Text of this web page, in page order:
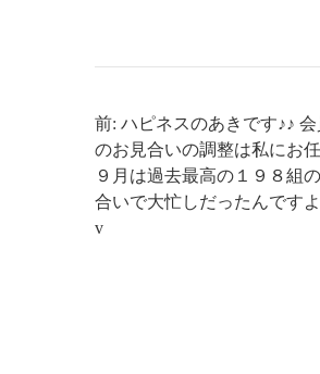
前: ハピネスのあきです♪♪ 会
のお見合いの調整は私にお任
９月は過去最高の１９８組
合いで大忙しだったんです
v